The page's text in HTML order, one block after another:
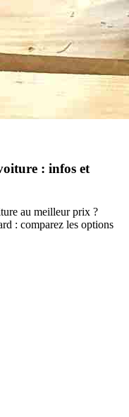
: infos et
au meilleur prix ?
: comparez les options